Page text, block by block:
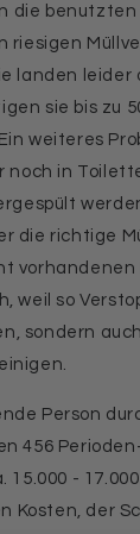
die
riesigen
landen leider
sie bis zu
Ein weiteres
noch in
die richtige
vorhandenen
, weil so
sondern
Person
456
15.000 -
Kosten, der